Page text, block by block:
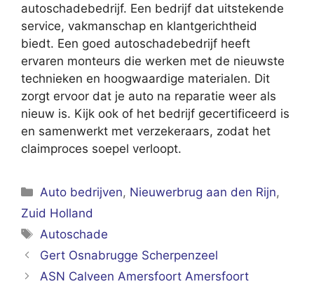
autoschadebedrijf. Een bedrijf dat uitstekende
service, vakmanschap en klantgerichtheid
biedt. Een goed autoschadebedrijf heeft
ervaren monteurs die werken met de nieuwste
technieken en hoogwaardige materialen. Dit
zorgt ervoor dat je auto na reparatie weer als
nieuw is. Kijk ook of het bedrijf gecertificeerd is
en samenwerkt met verzekeraars, zodat het
claimproces soepel verloopt.
Categorieën
Auto bedrijven, Nieuwerbrug aan den Rijn,
Zuid Holland
Tags
Autoschade
Gert Osnabrugge Scherpenzeel
ASN Calveen Amersfoort Amersfoort